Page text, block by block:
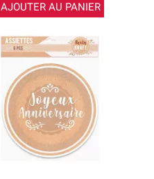
AJOUTER AU PANIER